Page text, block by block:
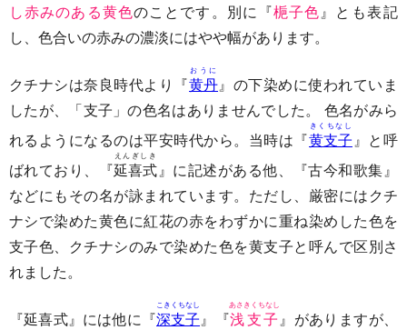
し赤みのある黄色のことです。別に『梔子色』とも表記
し、色合いの赤みの濃淡にはやや幅があります。
クチナシは奈良時代より『黄丹
おうに
』の下染めに使われていま
したが、「支子」の色名はありませんでした。 色名がみら
れるようになるのは平安時代から。当時は『黄支子
きくちなし
』と呼
ばれており、『延喜式
えんぎしき
』に記述がある他、『古今和歌集』
などにもその名が詠まれています。ただし、厳密にはクチ
ナシで染めた黄色に紅花の赤をわずかに重ね染めした色を
支子色、クチナシのみで染めた色を黄支子と呼んで区別さ
れました。
『延喜式』には他に『深支子
こきくちなし
』『浅支子
あさきくちなし
』がありますが、